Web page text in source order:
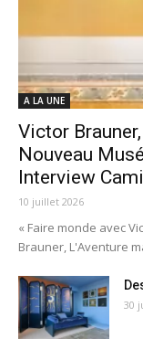
A LA UNE
Victor
Nouveau
Interview
10 juillet 2026
« Faire monde avec
Brauner, L'Aventure
30